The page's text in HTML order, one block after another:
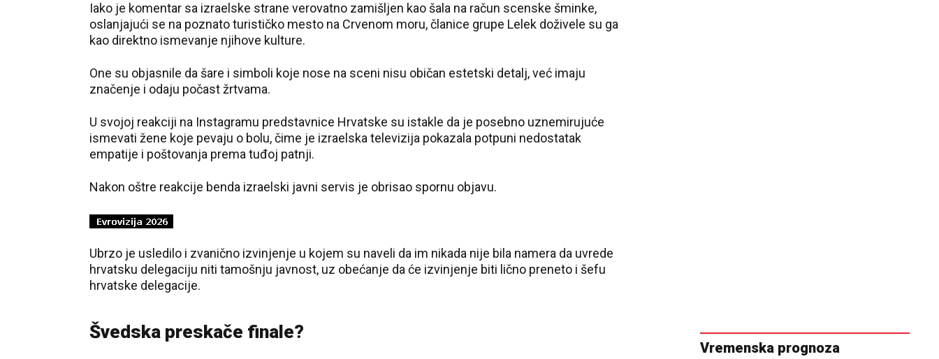
Iako je komentar sa izraelske strane verovatno zamišljen kao šala na račun scenske šminke,
oslanjajući se na poznato turističko mesto na Crvenom moru, članice grupe Lelek doživele su ga
kao direktno ismevanje njihove kulture.
One su objasnile da šare i simboli koje nose na sceni nisu običan estetski detalj, već imaju
značenje i odaju počast žrtvama.
U svojoj reakciji na Instagramu predstavnice Hrvatske su istakle da je posebno uznemirujuće
ismevati žene koje pevaju o bolu, čime je izraelska televizija pokazala potpuni nedostatak
empatije i poštovanja prema tuđoj patnji.
Nakon oštre reakcije benda izraelski javni servis je obrisao spornu objavu.
Ubrzo je usledilo i zvanično izvinjenje u kojem su naveli da im nikada nije bila namera da uvrede
hrvatsku delegaciju niti tamošnju javnost, uz obećanje da će izvinjenje biti lično preneto i šefu
hrvatske delegacije.
Švedska preskače finale?
Vremenska prognoza